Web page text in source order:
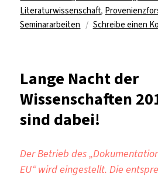
Literaturwissenschaft,
Seminararbeiten
Schreibe einen
Lange Nacht der
Wissenschaften
sind dabei!
Der Betrieb des
EU“ wird eingestellt. Die